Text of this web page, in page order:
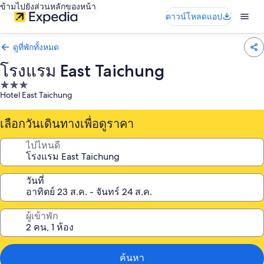
ข้ามไปยังส่วนหลักของหน้า
ดาวน์โหลดแอป
ดูที่พักทั้งหมด
โรงแรม East Taichung
ที่พัก
3.0
Hotel East Taichung
เลือกวันเดินทางเพื่อดูราคา
ไปไหนดี
วันที่
ผู้เข้าพัก
ค้นหา